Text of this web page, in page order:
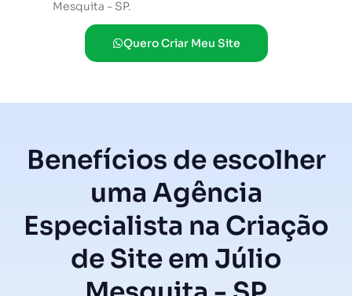
Mesquita - SP.
Quero Criar Meu Site
Benefícios de escolher
uma Agência
Especialista na Criação
de Site em Júlio